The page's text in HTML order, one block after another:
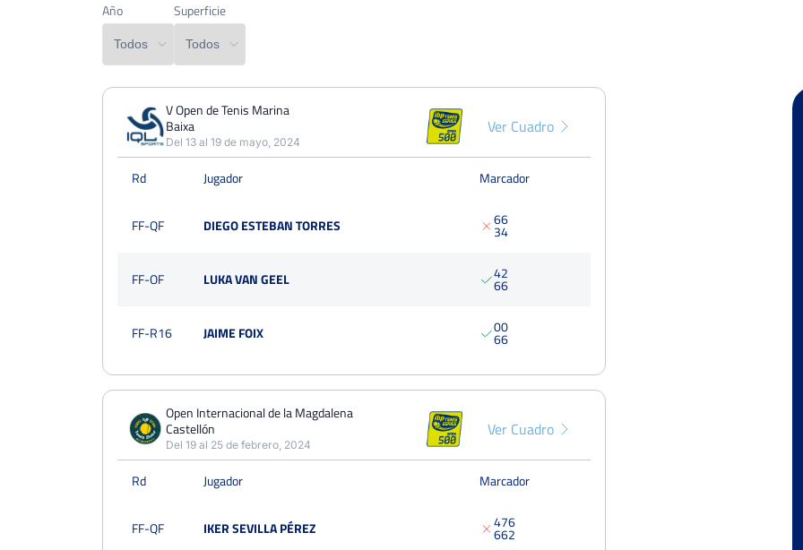
Año Superficie
PERDIDOSPARTIDOS
8
18
PERDIDOS JUEGOS GANADOS
Castellón
Open Sueca
Del 15 al 21 de mayo, 2023
Open Internacional de la Magdalena
Castellón
Del 27 al 05 de marzo, 2023
Año Superficie
V Open de Tenis Marina
Baixa
Del 13 al 19 de mayo, 2024
Ver Cuadro
Rd Jugador Marcador
FF-QF DIEGO ESTEBAN TORRES 6
3
6
4
FF-OF LUKA VAN GEEL 4
6
2
6
FF-R16 JAIME FOIX 0
6
0
6
Open Internacional de la Magdalena
Castellón
Del 19 al 25 de febrero, 2024
Ver Cuadro
Rd Jugador Marcador
FF-QF IKER SEVILLA PÉREZ 4
6
7
6
6
2